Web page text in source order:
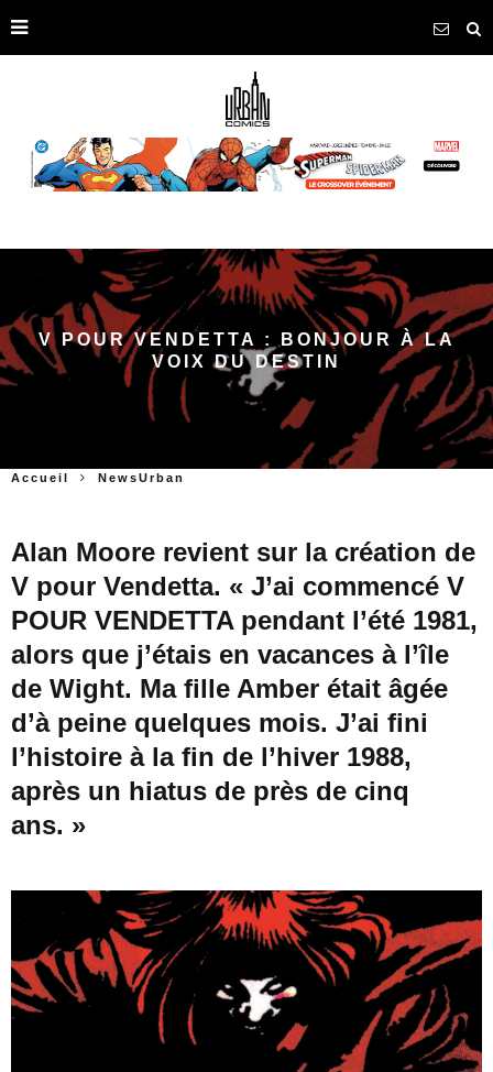
V POUR VENDETTA : BONJOUR À LA
VOIX DU DESTIN
Accueil NewsUrban
Alan Moore revient sur la création de
V pour Vendetta. « J’ai commencé V
POUR VENDETTApendant l’été 1981,
alors que j’étais en vacances à l’île
de Wight. Ma fille Amber était âgée
d’à peine quelques mois. J’ai fini
l’histoire à la fin de l’hiver 1988,
après un hiatus de près de cinq
ans. »